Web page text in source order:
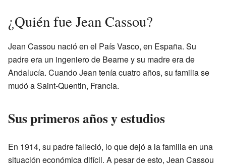
¿Quién fue Jean Cassou?
Jean Cassou nació en el País Vasco, en España. Su
padre era un ingeniero de Bearne y su madre era de
Andalucía. Cuando Jean tenía cuatro años, su familia se
mudó a Saint-Quentin, Francia.
Sus primeros años y estudios
En 1914, su padre falleció, lo que dejó a la familia en una
situación económica difícil. A pesar de esto, Jean Cassou